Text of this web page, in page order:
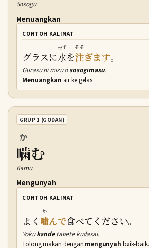
Sosogu
Menuangkan
CONTOH KALIMAT
グラスに水
みず
を注
そそ
ぎます。
Gurasu ni mizu ososogimasu.
Menuangkan air ke gelas.
GRUP 1 (GODAN)
噛
か
む
Kamu
Mengunyah
CONTOH KALIMAT
よく 噛
か
んで食べてください。
Yokukandetabete kudasai.
Tolong makan dengan mengunyah baik-baik.